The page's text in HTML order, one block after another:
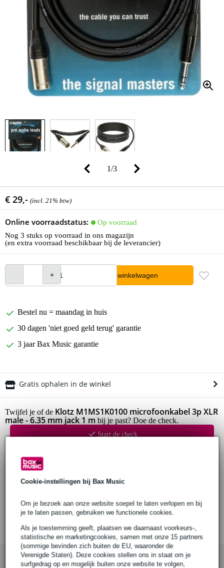
Cookie-instellingen bij Bax Music
Om je bezoek aan onze website soepel te laten verlopen en bij
je te laten passen, gebruiken we functionele cookies.
Als je toestemming geeft, plaatsen we daarnaast voorkeurs-,
statistische en marketingcookies, samen met onze 15 partners
(sommige bevinden zich buiten de EU, waaronder de
Verenigde Staten). Deze cookies stellen ons in staat om je
surfgedrag op en mogelijk buiten onze website te volgen,
1/3
€ 29,- (incl. 21% btw)
Online voorraadstatus:
Op voorraad
Nog 3 stuks op voorraad in ons magazijn
(en extra voorraad beschikbaar bij de leverancier)
In winkelwagen
Bestel nu = maandag in huis
30 dagen 'niet goed geld terug' garantie
3 jaar Bax Music garantie
Gratis ophalen in de winkel
Twijfel je of de Klotz M1MS1K0100 microfoonkabel 3p XLR
male - 6.35 mm jack 1 m bij je past? Doe de check.
Start de check
Productinformatie
verloopkabel XLR-jack gebalanceerd
connectoren zijde 1: 3p XLR male
connectoren zijde 2: 3p jack 6.35mm
Bekijk alle productspecificaties
Bekijk ook eens (7)